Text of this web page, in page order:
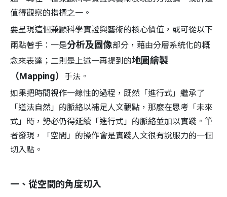
值得觀察的指標之一。
要呈現這個兼顧科學實證與藝術的核心價值，或可從以下
兩點著手：一是分析及圖像部分，藉由分層系統化的概
念來表達；二則是上述一再提到的地圖繪製
（Mapping）
手法。
如果把時間視作一線性的過程，既然「進行式」繼承了
「道法自然」的脈絡以補足人文觀點，那麼在思考「未來
式」時，勢必仍得延續「進行式」的脈絡並加以實踐。筆
者發現，「空間」的操作會是實踐人文很有說服力的一個
切入點。
一、從空間的角度切入